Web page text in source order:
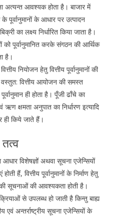
अत्यन्त आवश्यक होता है। बाजार में
के आधार पर उत्पादन
का लक्ष्य निर्धारित किया जाता है।
को पूर्वानुमानित करके संगठन की आर्थिक
है।
वित्तीय नियोजन हेतु वित्तीय पूर्वानुमानों की
वित्तीय आयोजन की समस्त
ही होता है। पूँजी ढाँचे का
ऋण क्षमता अनुपात का निर्धारण इत्यादि
ही किये जाते हैं।
तत्व
आधार विशेषज्ञों अथवा सूचना एजेन्सियों
हैं, वित्तीय पूर्वानुमानों के निर्माण हेतु
की सूचनाओं की आवश्यकता होती है।
से उपलब्ध हो जाती है किन्तु बाह्य
एवं अन्तर्राष्ट्रीय सूचना एजेन्सियों के